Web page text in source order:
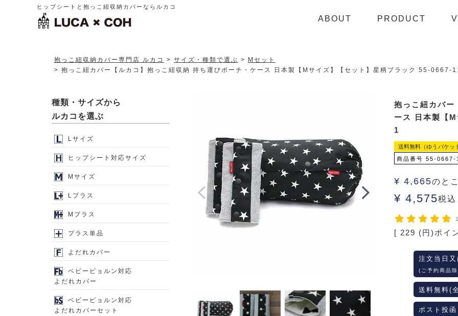
ヒップシートと抱っこ紐収納カバーならルカコ
ABOUT PRODUCT
抱っこ紐収納カバー専門店 ルカコ サイズ・種類で選ぶ
Mセット
抱っこ紐カバー【ルカコ】抱っこ紐収納 持ち運びポーチ・ケース 日本製【Mサイズ】【セット】星柄ブラック 55-0667-
抱っこ紐カバー
ース 日本製【
1
送料無料（ゆうパケッ
商品番号 55-0667-
¥ 4,665のと
¥ 4,575税込
[ 229 (円)ポイ
注文当日
(ご予約商品
送料無料(
ポスト投
種類・サイズから
ルカコを選ぶ
Lサイズ
ヒップシート対応サイズ
Mサイズ
Lプラス
Mプラス
プラス単品
よだれカバー
ベビービョルン対応
よだれカバー
ベビービョルン対応
よだれカバーセット